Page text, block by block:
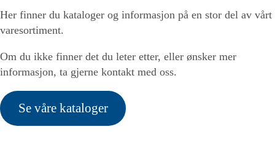
Her finner du kataloger og informasjon på en stor del av vårt
varesortiment.
Om du ikke finner det du leter etter, eller ønsker mer
informasjon, ta gjerne kontakt med oss.
Se våre kataloger